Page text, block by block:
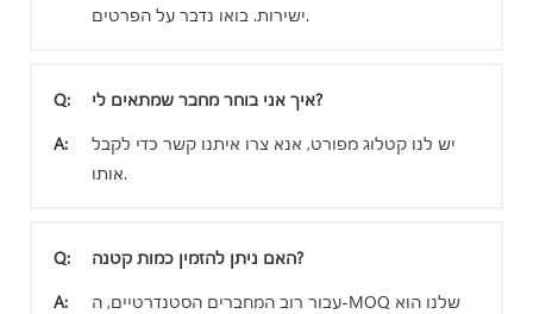
ישירות. בואו נדבר על הפרטים.
Q:
איך אני בוחר מחבר שמתאים לי?
A:
יש לנו קטלוג מפורט, אנא צרו איתנו קשר כדי לקבל
אותו.
Q:
האם ניתן להזמין כמות קטנה?
A:
עבור רוב המחברים הסטנדרטיים, ה-MOQ שלנו הוא